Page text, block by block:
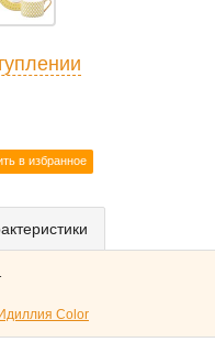
в избранное
Идиллия Color